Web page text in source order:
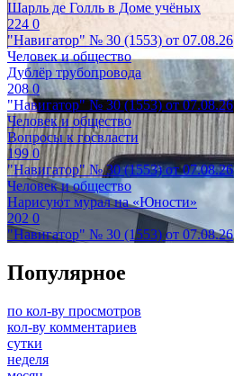
Шарль де Голль в Доме учёных
224 0
"Навигатор" № 30 (1553) от 07.08.26
Человек и общество
Дублёр трубопровода
2080
"Навигатор" № 30 (1553) от 07.08.26
Человек и общество
Вопросы к госвласти
1990
"Навигатор" № 30 (1553) от 07.08.26
Человек и общество
Нарисуют мурал на «Юности»
202 0
"Навигатор" № 30 (1553) от 07.08.26
Популярное
по кол-ву просмотров
кол-ву комментариев
сутки
неделя